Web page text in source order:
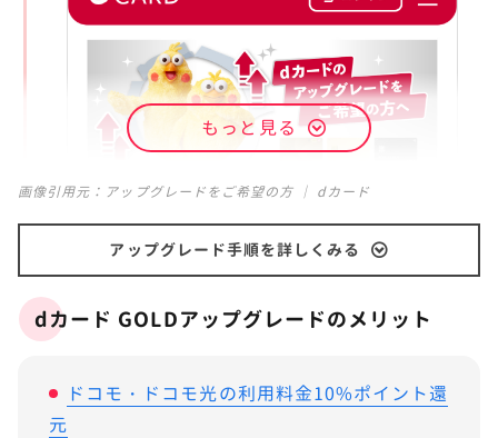
もっと見る
画像引用元： アップグレードをご希望の方 ｜ dカード
アップグレード手順を詳しくみる
dカード GOLDアップグレードのメリット
ドコモ・ドコモ光の利用料金10%ポイント還
元